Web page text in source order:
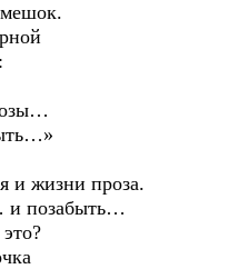
проза.